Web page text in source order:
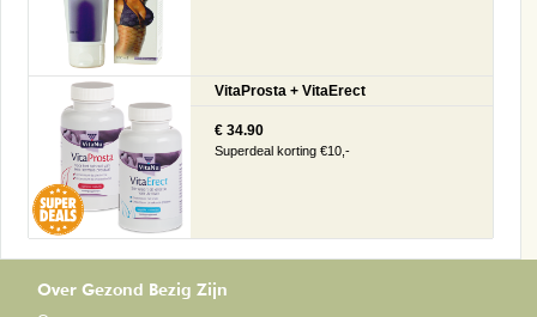
VitaProsta + VitaErect
€ 34.90
Superdeal korting €10,-
Over Gezond Bezig Zijn